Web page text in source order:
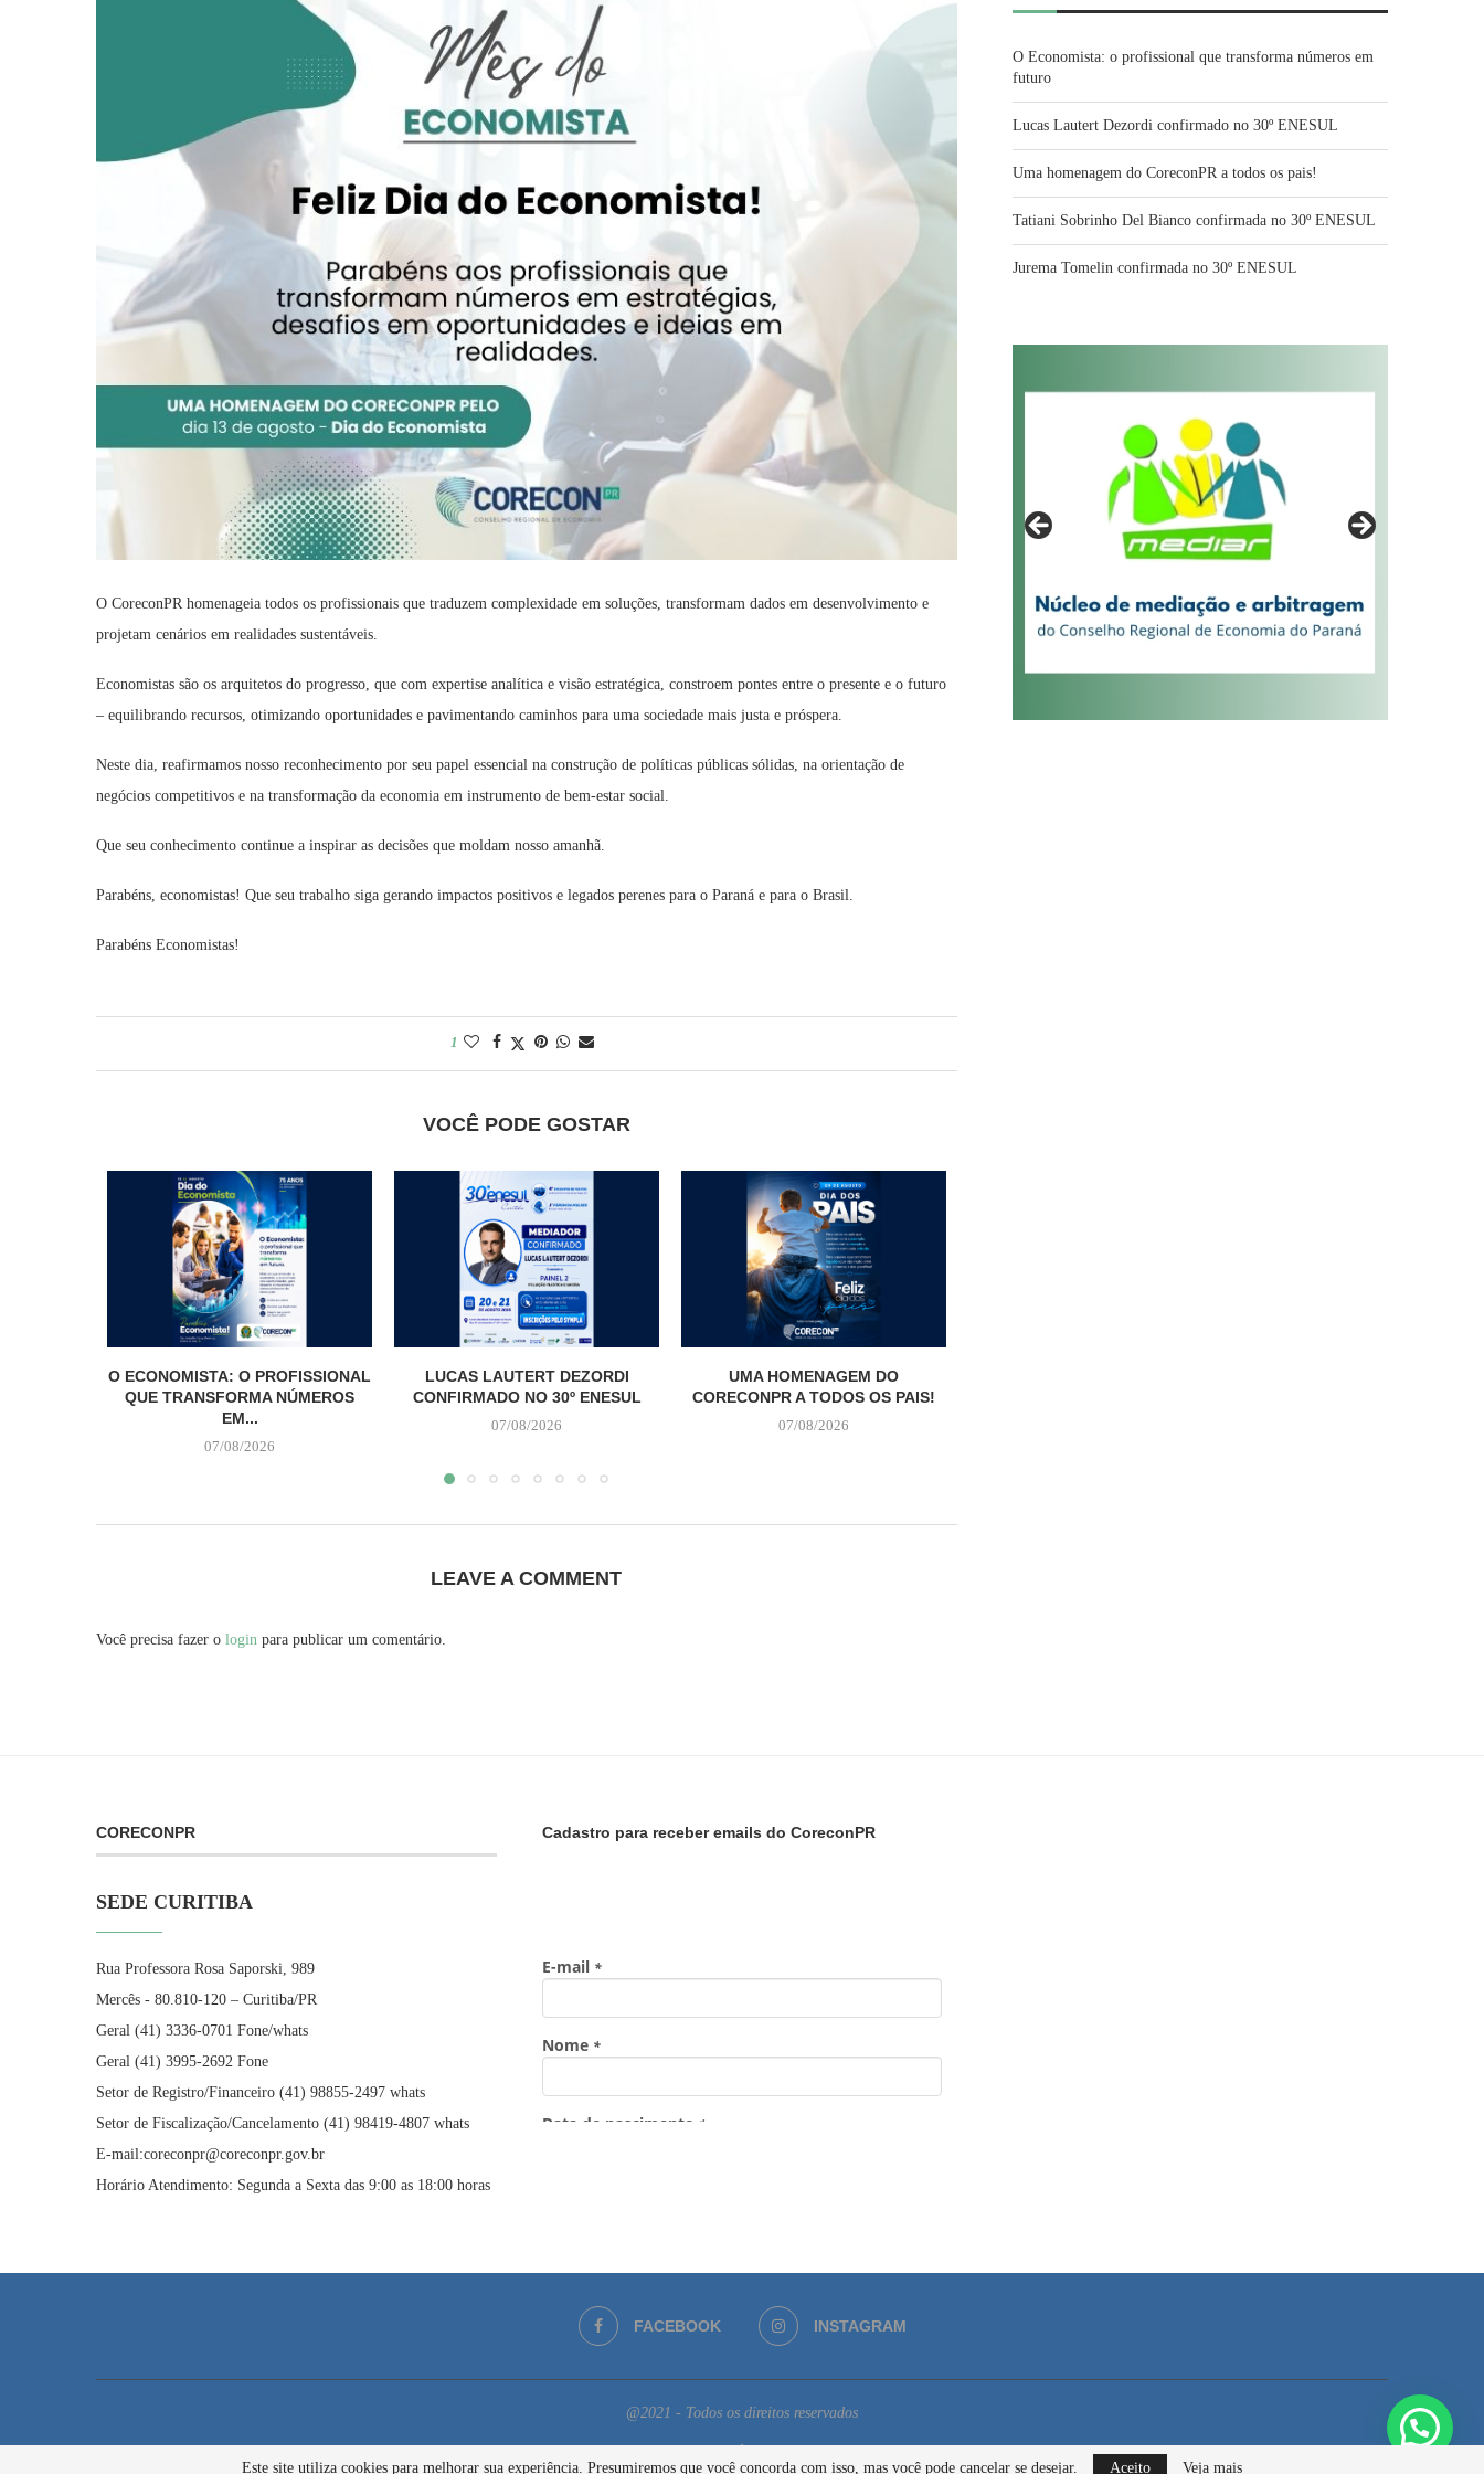
O CoreconPR homenageia todos os profissionais que traduzem complexidade em soluções, transformam dados em desenvolvimento e
projetam cenários em realidades sustentáveis.
Economistas são os arquitetos do progresso, que com expertise analítica e visão estratégica, constroem pontes entre o presente e o futuro
– equilibrando recursos, otimizando oportunidades e pavimentando caminhos para uma sociedade mais justa e próspera.
Neste dia, reafirmamos nosso reconhecimento por seu papel essencial na construção de políticas públicas sólidas, na orientação de
negócios competitivos e na transformação da economia em instrumento de bem-estar social.
Que seu conhecimento continue a inspirar as decisões que moldam nosso amanhã.
Parabéns, economistas! Que seu trabalho siga gerando impactos positivos e legados perenes para o Paraná e para o Brasil.
Parabéns Economistas!
1
VOCÊ PODE GOSTAR
O ECONOMISTA: O PROFISSIONAL
QUE TRANSFORMA NÚMEROS
EM...
07/08/2026
LUCAS LAUTERT DEZORDI
CONFIRMADO NO 30º ENESUL
07/08/2026
UMA HOMENAGEM DO
CORECONPR A TODOS OS PAIS!
07/08/2026
LEAVE A COMMENT
Você precisa fazer o login para publicar um comentário.
O Economista: o profissional que transforma números em
futuro
Lucas Lautert Dezordi confirmado no 30º ENESUL
Uma homenagem do CoreconPR a todos os pais!
Tatiani Sobrinho Del Bianco confirmada no 30º ENESUL
Jurema Tomelin confirmada no 30º ENESUL
CORECONPR
SEDE CURITIBA
Rua Professora Rosa Saporski, 989
Mercês - 80.810-120 – Curitiba/PR
Geral (41) 3336-0701 Fone/whats
Geral (41) 3995-2692 Fone
Setor de Registro/Financeiro (41) 98855-2497 whats
Setor de Fiscalização/Cancelamento (41) 98419-4807 whats
E-mail:coreconpr@coreconpr.gov.br
Horário Atendimento: Segunda a Sexta das 9:00 as 18:00 horas
Cadastro para receber emails do CoreconPR
FACEBOOK INSTAGRAM
@2021 - Todos os direitos reservados
BACK TO TOP
Este site utiliza cookies para melhorar sua experiência. Presumiremos que você concorda com isso, mas você pode cancelar se desejar. Aceito Veja mais